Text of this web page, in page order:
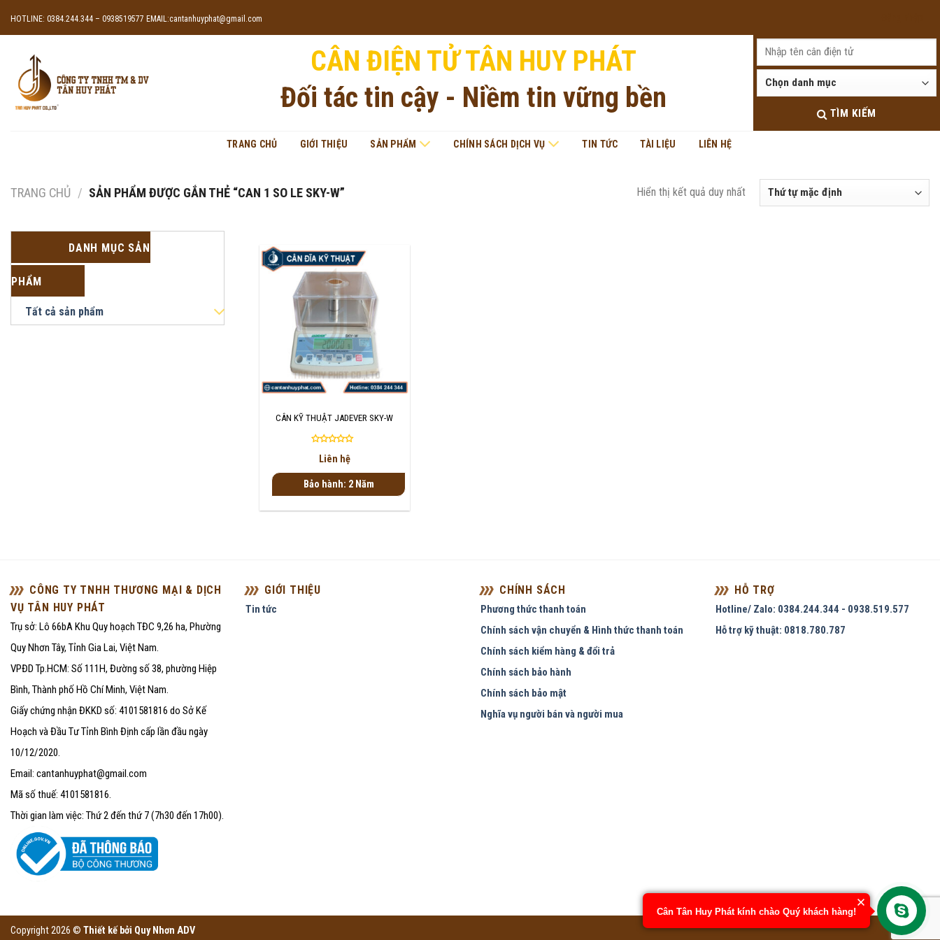
HOTLINE: 0384.244.344 – 0938519577 EMAIL:cantanhuyphat@gmail.com
CÂN ĐIỆN TỬ TÂN HUY PHÁT
Đối tác tin cậy - Niềm tin vững bền
TÌM KIẾM
TRANG CHỦ GIỚI THIỆU SẢN PHẨM CHÍNH SÁCH DỊCH VỤ TIN TỨC TÀI LIỆU LIÊN HỆ
TRANG CHỦ / SẢN PHẨM ĐƯỢC GẮN THẺ “CAN 1 SO LE SKY-W” Hiển thị kết quả duy nhất
DANH MỤC SẢN
PHẨM
Tất cả sản phẩm
+
CÂN KỸ THUẬT JADEVER SKY-W
Được
hạng
0
sao
Liên hệ
Bảo hành: 2 Năm
Cân Tân Huy Phát kính chào Quý khách hàng!
CÔNG TY TNHH THƯƠNG MẠI & DỊCH
VỤ TÂN HUY PHÁT
Trụ sở: Lô 66bA Khu Quy hoạch TĐC 9,26 ha, Phường
Quy Nhơn Tây, Tỉnh Gia Lai, Việt Nam.
VPĐD Tp.HCM: Số 111H, Đường số 38, phường Hiệp
Bình, Thành phố Hồ Chí Minh, Việt Nam.
Giấy chứng nhận ĐKKD số: 4101581816 do Sở Kế
Hoạch và Đầu Tư Tỉnh Bình Định cấp lần đầu ngày
10/12/2020.
Email: cantanhuyphat@gmail.com
Mã số thuế: 4101581816.
Thời gian làm việc: Thứ 2 đến thứ 7 (7h30 đến 17h00).
GIỚI THIỆU
Tin tức
CHÍNH SÁCH
Phương thức thanh toán
Chính sách vận chuyển & Hình thức thanh toán
Chính sách kiểm hàng & đổi trả
Chính sách bảo hành
Chính sách bảo mật
Nghĩa vụ người bán và người mua
HỖ TRỢ
Hotline/ Zalo: 0384.244.344 - 0938.519.577
Hỗ trợ kỹ thuật: 0818.780.787
Copyright 2026 © Thiết kế bởi Quy Nhơn ADV